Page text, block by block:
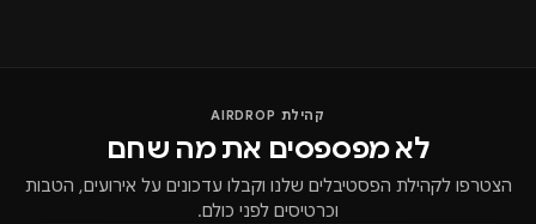
קהילת AIRDROP
לא מפספסים את מה שחם
הצטרפו לקהילת הפסטיבלים שלנו וקבלו עדכונים על אירועים, הטבות
וכרטיסים לפני כולם.